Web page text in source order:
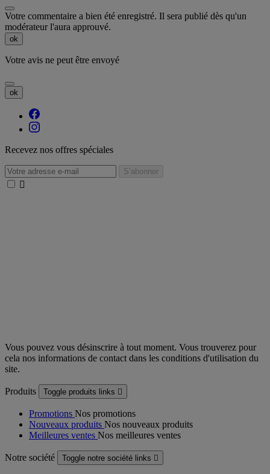
Votre commentaire a bien été enregistré. Il sera publié dès qu'un
modérateur l'aura approuvé.
ok
Votre avis ne peut être envoyé
ok
Recevez nos offres spéciales

Vous pouvez vous désinscrire à tout moment. Vous trouverez pour
cela nos informations de contact dans les conditions d'utilisation du
site.
Produits Toggle produits links 
Promotions Nos promotions
Nouveaux produits Nos nouveaux produits
Meilleures ventes Nos meilleures ventes
Notre société Toggle notre société links 